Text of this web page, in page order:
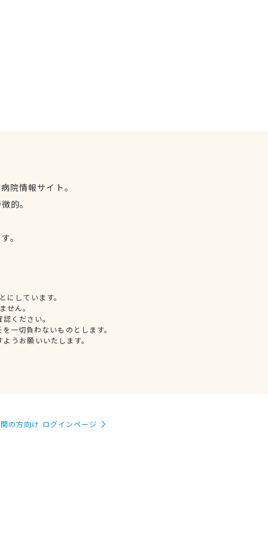
院情報サイト。
的。
。
しています。
せん。
ください。
一切負わないものとします。
うお願いいたします。
の方向け ログインページ